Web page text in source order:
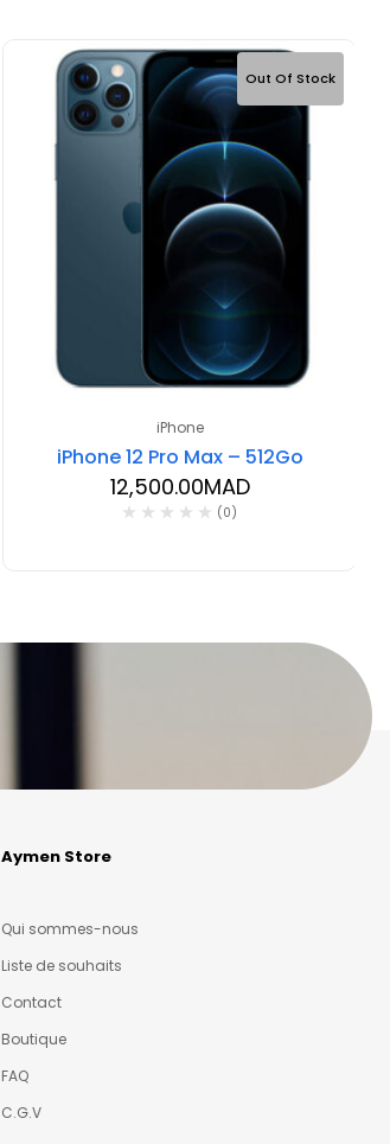
Out Of Stock
iPhone
iPhone 12 Pro Max – 512Go
12,500.00MAD
(0)
Aymen Store
Qui sommes-nous
Liste de souhaits
Contact
Boutique
FAQ
C.G.V